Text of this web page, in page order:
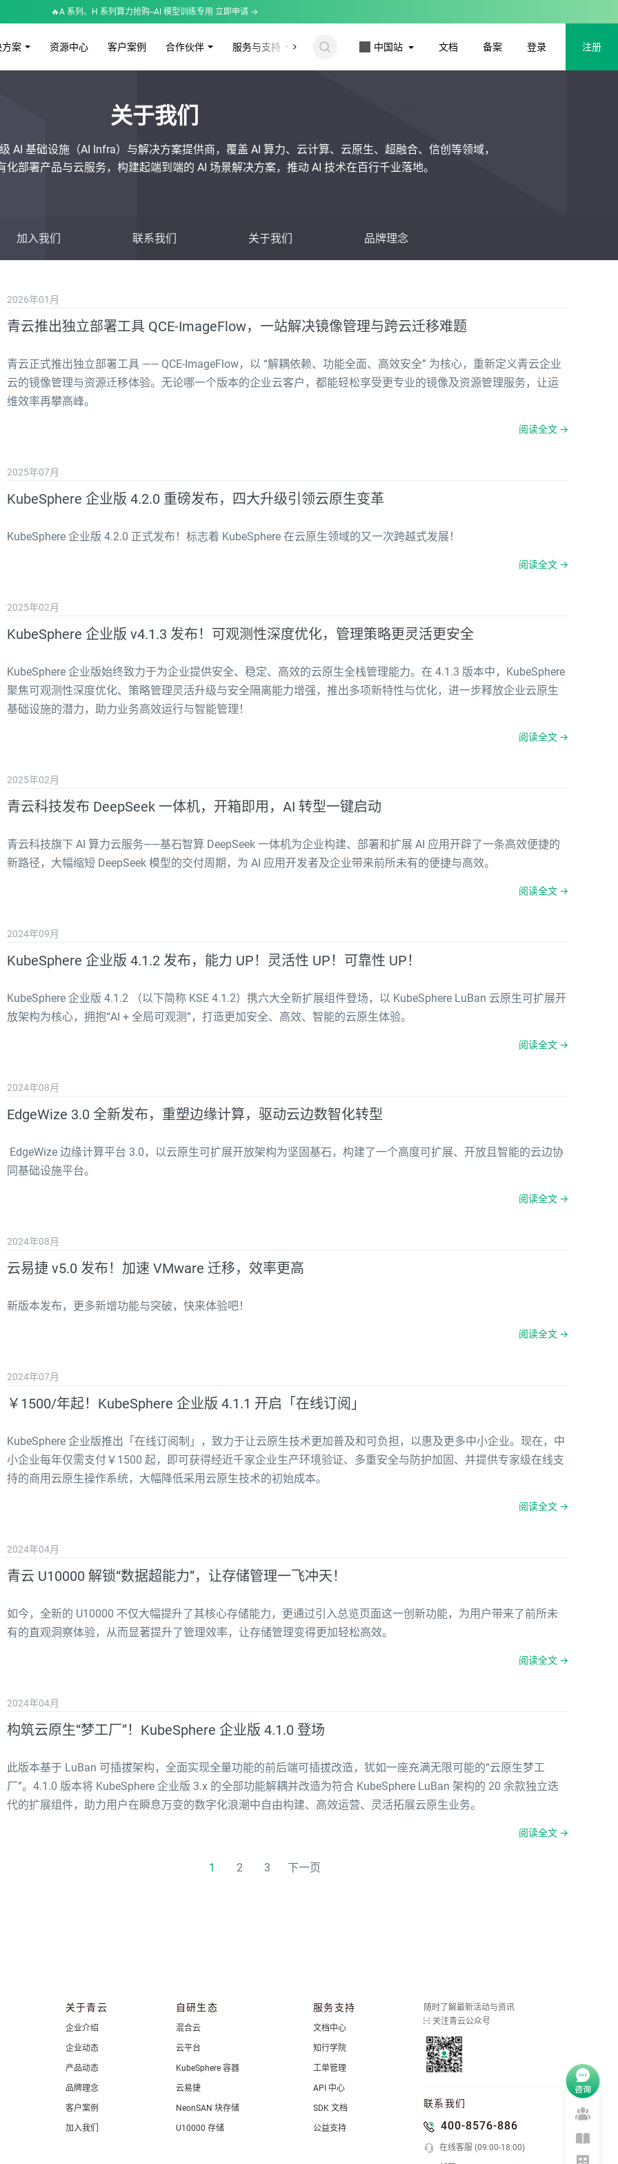
🔥A 系列、H 系列算力抢购--AI 模型训练专用 立即申请 →
方案 资源中心 客户案例 合作伙伴 服务与支持 更多 中国站 文档 备案 登录 注册
关于我们
AI 基础设施 （AI Infra） 与解决方案提供商，覆盖 AI 算力、云计算、云原生、超融合、信创等领域，
部署产品与云服务，构建起端到端的 AI 场景解决方案，推动 AI 技术在百行千业落地。
加入我们 联系我们 关于我们 品牌理念
2026年01月
青云推出独立部署工具 QCE-ImageFlow，一站解决镜像管理与跨云迁移难题
青云正式推出独立部署工具 —— QCE-ImageFlow，以 “解耦依赖、功能全面、高效安全” 为核心，重新定义青云企业
云的镜像管理与资源迁移体验。无论哪一个版本的企业云客户，都能轻松享受更专业的镜像及资源管理服务，让运
维效率再攀高峰。
阅读全文 →
2025年07月
KubeSphere 企业版 4.2.0 重磅发布，四大升级引领云原生变革
KubeSphere 企业版 4.2.0 正式发布！标志着 KubeSphere 在云原生领域的又一次跨越式发展！
阅读全文 →
2025年02月
KubeSphere 企业版 v4.1.3 发布！可观测性深度优化，管理策略更灵活更安全
KubeSphere 企业版始终致力于为企业提供安全、稳定、高效的云原生全栈管理能力。在 4.1.3 版本中，KubeSphere
聚焦可观测性深度优化、策略管理灵活升级与安全隔离能力增强，推出多项新特性与优化，进一步释放企业云原生
基础设施的潜力，助力业务高效运行与智能管理！
阅读全文 →
2025年02月
青云科技发布 DeepSeek 一体机，开箱即用，AI 转型一键启动
青云科技旗下 AI 算力云服务——基石智算 DeepSeek 一体机为企业构建、部署和扩展 AI 应用开辟了一条高效便捷的
新路径，大幅缩短 DeepSeek 模型的交付周期，为 AI 应用开发者及企业带来前所未有的便捷与高效。
阅读全文 →
2024年09月
KubeSphere 企业版 4.1.2 发布，能力 UP！灵活性 UP！可靠性 UP！
KubeSphere 企业版 4.1.2 （以下简称 KSE 4.1.2）携六大全新扩展组件登场，以 KubeSphere LuBan 云原生可扩展开
放架构为核心，拥抱“AI + 全局可观测”，打造更加安全、高效、智能的云原生体验。
阅读全文 →
2024年08月
EdgeWize 3.0 全新发布，重塑边缘计算，驱动云边数智化转型
EdgeWize 边缘计算平台 3.0，以云原生可扩展开放架构为坚固基石，构建了一个高度可扩展、开放且智能的云边协
同基础设施平台。
阅读全文 →
2024年08月
云易捷 v5.0 发布！加速 VMware 迁移，效率更高
新版本发布，更多新增功能与突破，快来体验吧！
阅读全文 →
2024年07月
￥1500/年起！KubeSphere 企业版 4.1.1 开启「在线订阅」
KubeSphere 企业版推出「在线订阅制」，致力于让云原生技术更加普及和可负担，以惠及更多中小企业。现在，中
小企业每年仅需支付￥1500 起，即可获得经近千家企业生产环境验证、多重安全与防护加固、并提供专家级在线支
持的商用云原生操作系统，大幅降低采用云原生技术的初始成本。
阅读全文 →
2024年04月
青云 U10000 解锁“数据超能力”，让存储管理一飞冲天！
如今，全新的 U10000 不仅大幅提升了其核心存储能力，更通过引入总览页面这一创新功能，为用户带来了前所未
有的直观洞察体验，从而显著提升了管理效率，让存储管理变得更加轻松高效。
阅读全文 →
2024年04月
构筑云原生“梦工厂”！KubeSphere 企业版 4.1.0 登场
此版本基于 LuBan 可插拔架构，全面实现全量功能的前后端可插拔改造，犹如一座充满无限可能的“云原生梦工
厂”。4.1.0 版本将 KubeSphere 企业版 3.x 的全部功能解耦并改造为符合 KubeSphere LuBan 架构的 20 余款独立迭
代的扩展组件，助力用户在瞬息万变的数字化浪潮中自由构建、高效运营、灵活拓展云原生业务。
阅读全文 →
1 2 3 下一页
关于青云
企业介绍
企业动态
产品动态
品牌理念
客户案例
加入我们
自研生态
混合云
云平台
KubeSphere 容器
云易捷
NeonSAN 块存储
U10000 存储
服务支持
文档中心
知行学院
工单管理
API 中心
SDK 文档
公益支持
随时了解最新活动与资讯
关注青云公众号
联系我们
400-8576-886
在线客服 (09:00-18:00)